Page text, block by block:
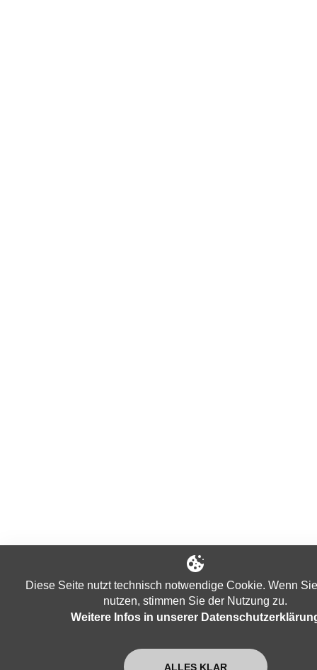
Diese Seite nutzt technisch notwendige Cookie. Wenn
nutzen, stimmen Sie der Nutzung zu.
Weitere Infos in unserer
ALLES KLAR